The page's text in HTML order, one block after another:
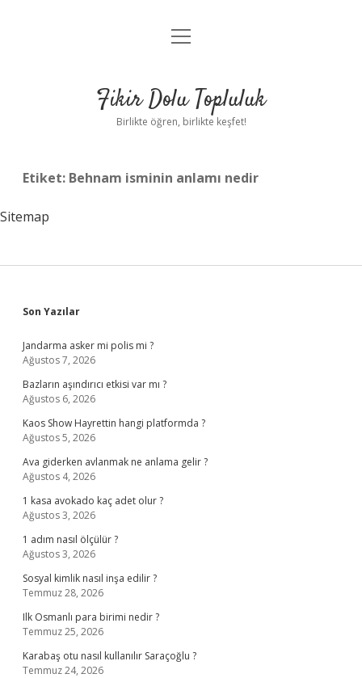
Anasayfa
Yasal Uyarı
menüyü
Fikir Dolu Topluluk
Birlikte öğren, birlikte keşfet!
Etiket: Behnam isminin anlamı nedir
Sitemap
Sidebar
Son Yazılar
Jandarma asker mi polis mi ?
Ağustos 7, 2026
Bazların aşındırıcı etkisi var mı ?
Ağustos 6, 2026
Kaos Show Hayrettin hangi platformda ?
Ağustos 5, 2026
Ava giderken avlanmak ne anlama gelir ?
Ağustos 4, 2026
1 kasa avokado kaç adet olur ?
Ağustos 3, 2026
1 adım nasıl ölçülür ?
Ağustos 3, 2026
Sosyal kimlik nasıl inşa edilir ?
Temmuz 28, 2026
Ilk Osmanlı para birimi nedir ?
Temmuz 25, 2026
Karabaş otu nasıl kullanılır Saraçoğlu ?
Temmuz 24, 2026